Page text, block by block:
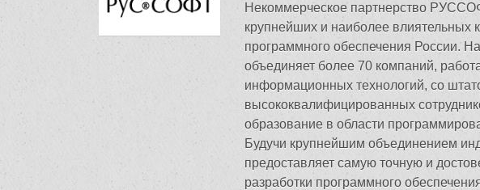
Некоммерческое партнерство
крупнейших и наиболее влиятельных
программного обеспечения России.
объединяет более 70 компаний,
информационных технологий, со
высококвалифицированных
образование в области
Будучи крупнейшим объединением
предоставляет самую точную и
разработки программного